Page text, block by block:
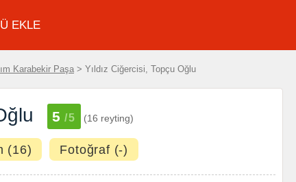
EKLE
Karabekir Paşa > Yıldız Ciğercisi, Topçu Oğlu
5 /5 (16 reyting)
(16) Fotoğraf (-)